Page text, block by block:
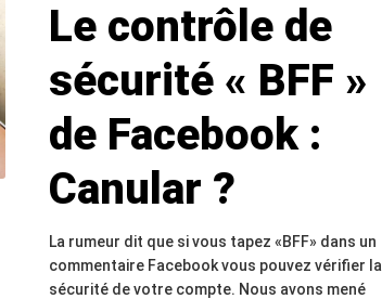
Le contrôle de
sécurité « BFF »
de Facebook :
Canular ?
La rumeur dit que si vous tapez «BFF» dans un
commentaire Facebook vous pouvez vérifier la
sécurité de votre compte. Nous avons mené